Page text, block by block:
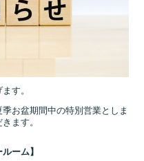
す。
お盆期間中の特別営業としま
ます。
ーム】